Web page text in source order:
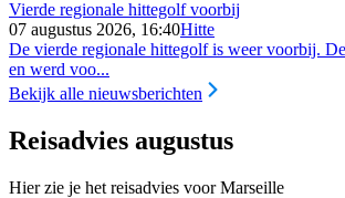
Vierde regionale hittegolf voorbij
07 augustus 2026, 16:40Hitte
De vierde regionale hittegolf is weer voorbij.
en werd voo...
Bekijk alle nieuwsberichten
Reisadvies augustus
Hier zie je het reisadvies voor Marseille